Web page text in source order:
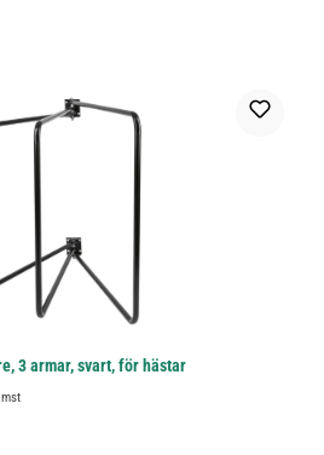
3 armar, svart, för hästar